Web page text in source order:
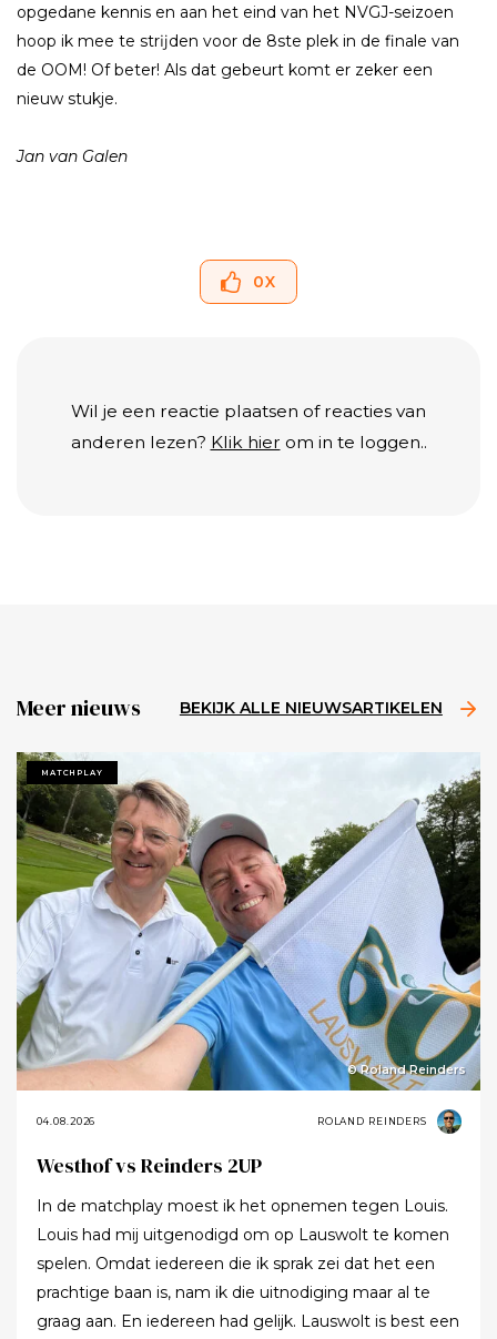
opgedane kennis en aan het eind van het NVGJ-seizoen
hoop ik mee te strĳden voor de 8ste plek in de finale van
de OOM! Of beter! Als dat gebeurt komt er zeker een
nieuw stukje.
Jan van Galen
0X
Wil je een reactie plaatsen of reacties van
anderen lezen? Klik hier om in te loggen..
Meer nieuws BEKIJK ALLE NIEUWSARTIKELEN
MATCHPLAY
© Roland Reinders
04.08.2026 ROLAND REINDERS
Westhof vs Reinders 2UP
In de matchplay moest ik het opnemen tegen Louis.
Louis had mij uitgenodigd om op Lauswolt te komen
spelen. Omdat iedereen die ik sprak zei dat het een
prachtige baan is, nam ik die uitnodiging maar al te
graag aan. En iedereen had gelijk. Lauswolt is best een